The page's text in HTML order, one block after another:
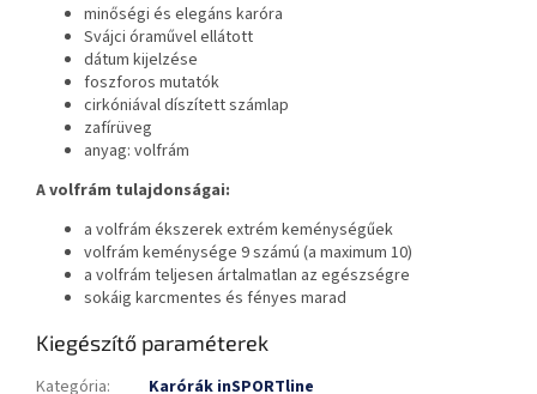
minőségi és elegáns karóra
Svájci óraművel ellátott
dátum kijelzése
foszforos mutatók
cirkóniával díszített számlap
zafírüveg
anyag: volfrám
A volfrám tulajdonságai:
a volfrám ékszerek extrém keménységűek
volfrám keménysége 9 számú (a maximum 10)
a volfrám teljesen ártalmatlan az egészségre
sokáig karcmentes és fényes marad
Kiegészítő paraméterek
Kategória:
Karórák inSPORTline